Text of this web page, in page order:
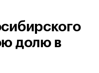
долю в